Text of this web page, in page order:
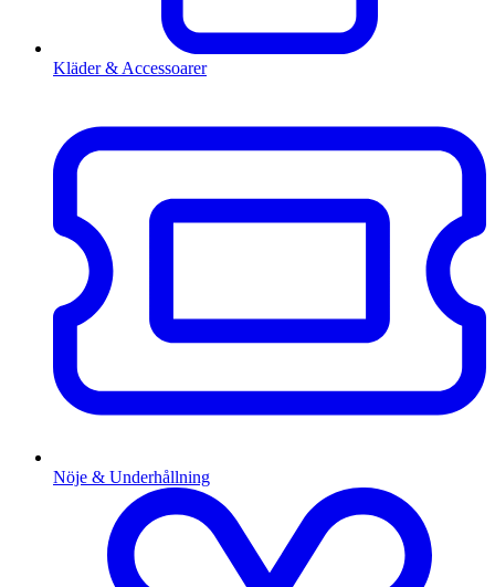
Kläder & Accessoarer
Nöje & Underhållning